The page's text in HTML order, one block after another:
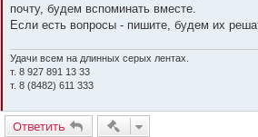
почту, будем вспоминать вместе.
Если есть вопросы - пишите, будем их
Удачи всем на длинных серых лентах.
т. 8 927 891 13 33
т. 8 (8482) 611 333
Ответить Быстрые действия